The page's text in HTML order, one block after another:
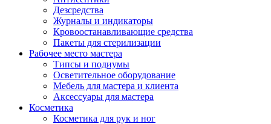
Дезсредства
Журналы и индикаторы
Кровоостанавливающие средства
Пакеты для стерилизации
Рабочее место мастера
Типсы и подиумы
Осветительное оборудование
Мебель для мастера и клиента
Аксессуары для мастера
Косметика
Косметика для рук и ног